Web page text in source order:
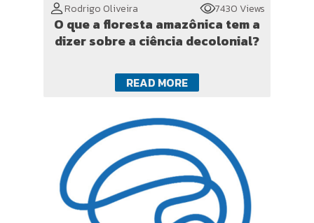
Rodrigo Oliveira 7430 Views
O que a floresta amazônica tem a
dizer sobre a ciência decolonial?
READ MORE